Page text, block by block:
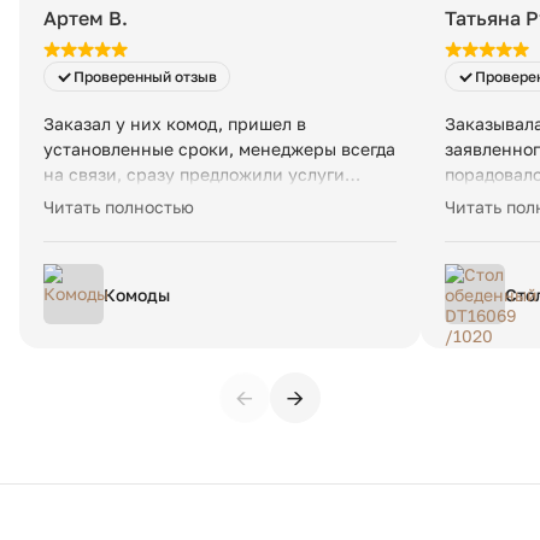
Артем В.
Проверенный отзыв
Заказал у них комод, пришел в
установленные сроки, менеджеры всегда
на связи, сразу предложили услуги
доставки и сборки. Все очень
Читать полностью
Комоды
Татьяна
картинке -
Читать
← →